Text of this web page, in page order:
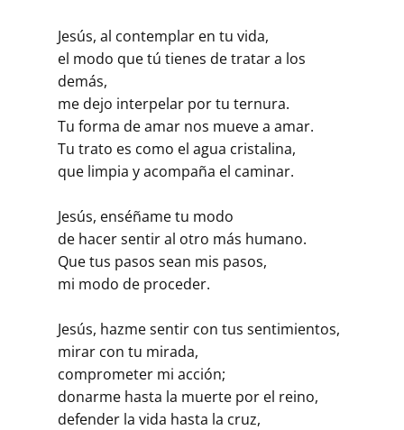
Jesús, al contemplar en tu vida,
el modo que tú tienes de tratar a los
demás,
me dejo interpelar por tu ternura.
Tu forma de amar nos mueve a amar.
Tu trato es como el agua cristalina,
que limpia y acompaña el caminar.
Jesús, enséñame tu modo
de hacer sentir al otro más humano.
Que tus pasos sean mis pasos,
mi modo de proceder.
Jesús, hazme sentir con tus sentimientos,
mirar con tu mirada,
comprometer mi acción;
donarme hasta la muerte por el reino,
defender la vida hasta la cruz,